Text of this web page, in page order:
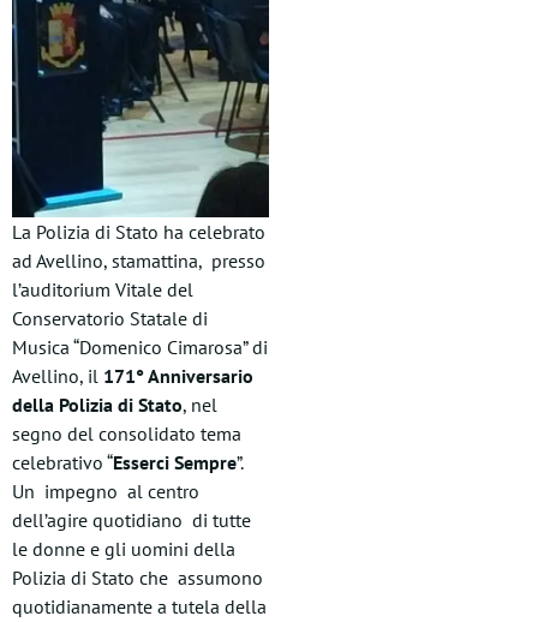
La Polizia di Stato ha celebrato
ad Avellino, stamattina, presso
l’auditorium Vitale del
Conservatorio Statale di
Musica “Domenico Cimarosa” di
Avellino, il 171° Anniversario
della Polizia di Stato, nel
segno del consolidato tema
celebrativo “Esserci Sempre”.
Un impegno al centro
dell’agire quotidiano di tutte
le donne e gli uomini della
Polizia di Stato che assumono
quotidianamente a tutela della